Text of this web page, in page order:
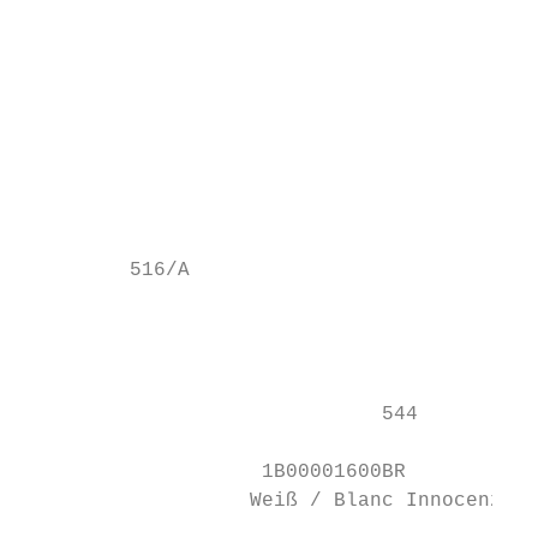
         516/A
544
1B00001600BR
Weiß / Blanc Innocenza